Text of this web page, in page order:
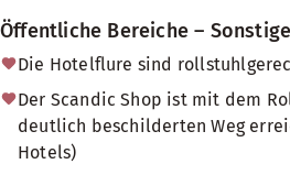
Öffentliche Bereiche –
Die Hotelflure sind
Der Scandic Shop ist mit dem
deutlich beschilderten Weg
Hotels)